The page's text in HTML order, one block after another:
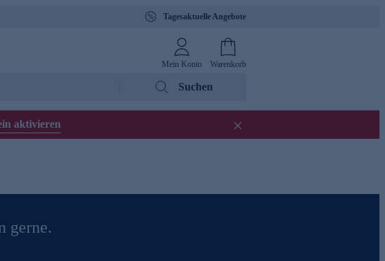
Tagesaktuelle Angebote
Mein Konto Warenkorb
Suchen
aktivieren
gerne.